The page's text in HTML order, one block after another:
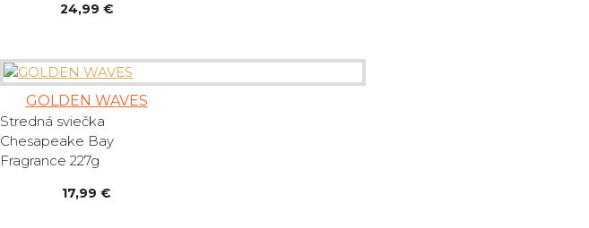
24,99 €
GOLDEN WAVES
Stredná sviečka
Chesapeake Bay
Fragrance 227g
17,99 €